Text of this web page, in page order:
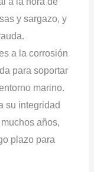
y sargazo, y
a la corrosión
para soportar
marino.
su integridad
años,
plazo para